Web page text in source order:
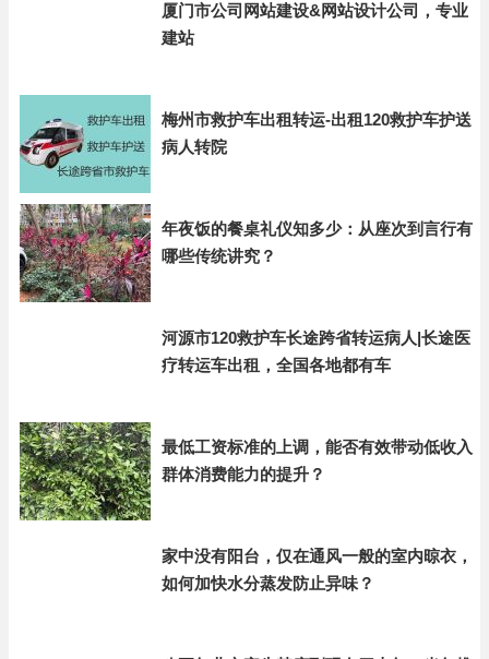
厦门市公司网站建设&网站设计公司，专业
建站
梅州市救护车出租转运-出租120救护车护送
病人转院
年夜饭的餐桌礼仪知多少：从座次到言行有
哪些传统讲究？
河源市120救护车长途跨省转运病人|长途医
疗转运车出租，全国各地都有车
最低工资标准的上调，能否有效带动低收入
群体消费能力的提升？
家中没有阳台，仅在通风一般的室内晾衣，
如何加快水分蒸发防止异味？